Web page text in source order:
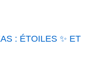
: ÉTOILES ✨ ET